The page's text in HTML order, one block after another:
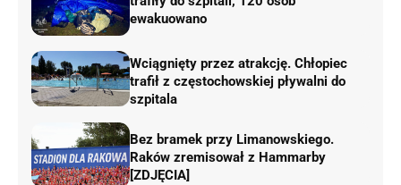
ewakuowano
Wciągnięty przez atrakcję. Chłopiec
trafił z częstochowskiej pływalni do
szpitala
Bez bramek przy Limanowskiego.
Raków zremisował z Hammarby
[ZDJĘCIA]